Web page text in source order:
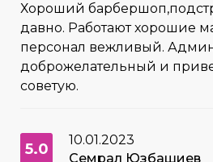
Хороший
давно. Работают хорошие
персонал вежливый.
доброжелательный и
советую.
5.0
10.01.2023
Семрал Юзбашиев